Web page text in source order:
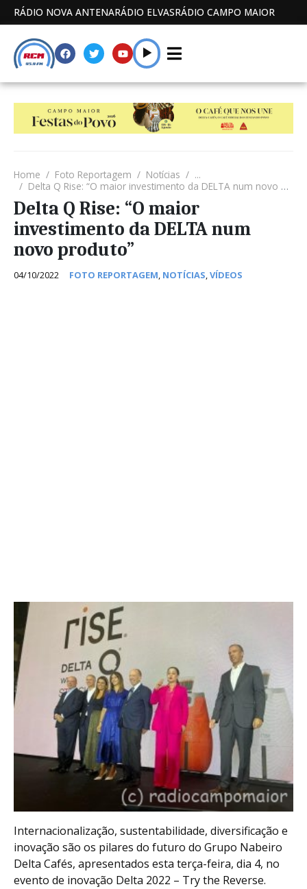
RÁDIO NOVA ANTENARÁDIO ELVASRÁDIO CAMPO MAIOR
Home Foto Reportagem Notícias
...
Delta Q Rise: “O maior investimento da DELTA num novo produto”
Delta Q Rise: “O maior
investimento da DELTA num
novo produto”
04/10/2022 FOTO REPORTAGEM, NOTÍCIAS,VÍDEOS
Internacionalização, sustentabilidade, diversificação e
inovação são os pilares do futuro do Grupo Nabeiro
Delta Cafés, apresentados esta terça-feira, dia 4, no
evento de inovação Delta 2022 – Try the Reverse.